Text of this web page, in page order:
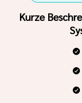
Kurze